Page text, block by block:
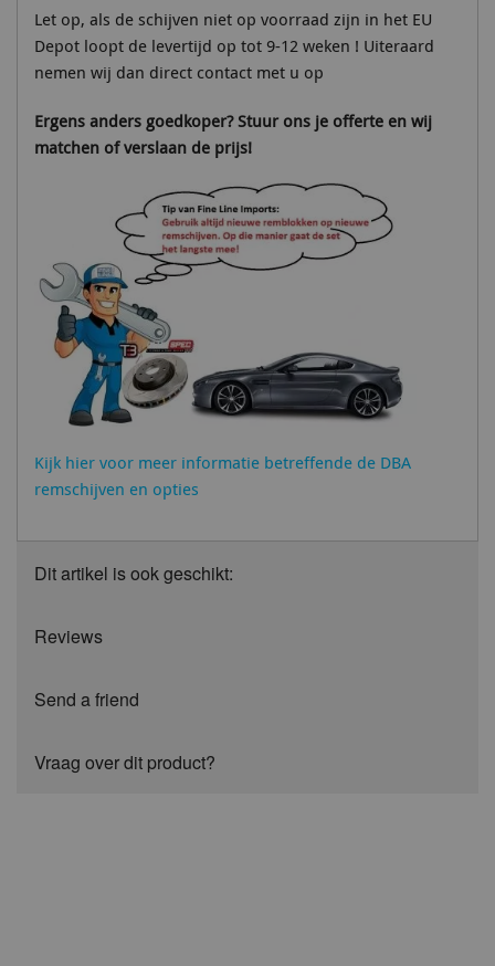
Let op, als de schijven niet op voorraad zijn in het EU
Depot loopt de levertijd op tot 9-12 weken ! Uiteraard
nemen wij dan direct contact met u op
Ergens anders goedkoper? Stuur ons je offerte en wij
matchen of verslaan de prijs!
Kijk hier voor meer informatie betreffende de DBA
remschijven en opties
Dit artikel is ook geschikt:
Reviews
Send a friend
Vraag over dit product?